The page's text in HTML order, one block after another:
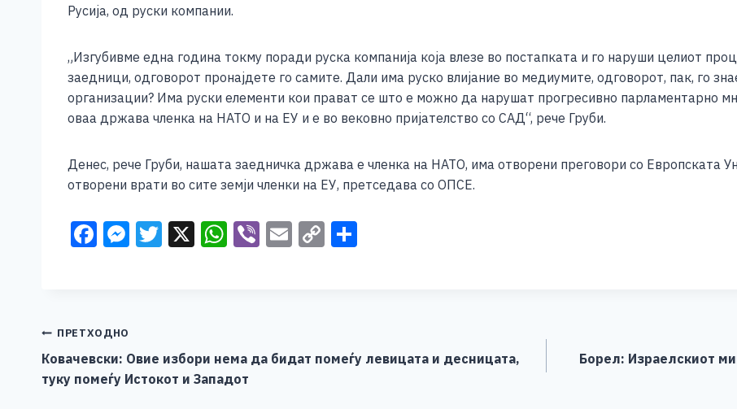
Русија, од руски компании.
„Изгубивме една година токму поради руска компанија која влезе во постапката и го наруши целиот
заедници, одговорот пронајдете го самите. Дали има руско влијание во медиумите, одговорот, пак, го
организации? Има руски елементи кои прават се што е можно да нарушат прогресивно парламентарно
оваа држава членка на НАТО и на ЕУ и е во вековно пријателство со САД“, рече Груби.
Денес, рече Груби, нашата заедничка држава е членка на НАТО, има отворени преговори со Европската
отворени врати во сите земји членки на ЕУ, претседава со ОПСЕ.
F
b
o
o
M
g
er
T X W
p
p
Vi E C
n
Навигација
на
ПРЕТХОДНО
Ковачевски: Овие избори нема да бидат помеѓу левицата и десницата,
туку помеѓу Истокот и Западот
Борел: Израелскиот